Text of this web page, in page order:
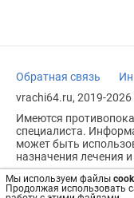
Мы используем файлы
Продолжая использовать
Обратная связь
vrachi64.ru, 2019-2026
Имеются
специалиста.
может быть
назначения лечения
Возрастное